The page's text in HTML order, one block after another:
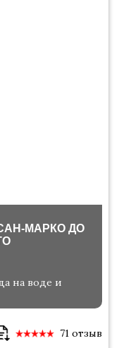
МАРКО ДО
на воде и
71 отзыв